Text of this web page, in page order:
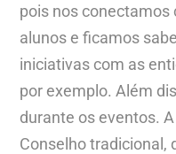
pois nos conectamos
alunos e ficamos
iniciativas com as
por exemplo. Além
durante os eventos.
Conselho tradicional,